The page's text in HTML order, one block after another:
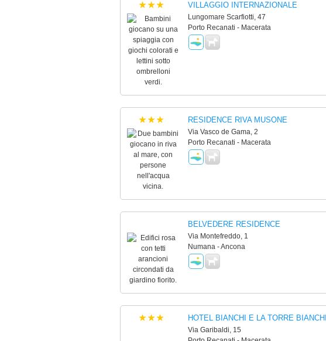
VILLAGGIO INTERNAZIONALE
Lungomare Scarfiotti, 47
Porto Recanati - Macerata
RESIDENCE RIVA MUSONE
Via Vasco de Gama, 2
Porto Recanati - Macerata
BELVEDERE RESIDENCE
Via Montefreddo, 1
Numana - Ancona
HOTEL BIANCHI E LA TORRE BIANCHI
Via Garibaldi, 15